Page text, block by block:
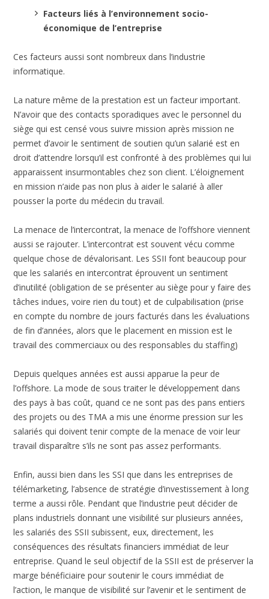
Facteurs liés à l’environnement socio-
économique de l’entreprise
Ces facteurs aussi sont nombreux dans l’industrie
informatique.
La nature même de la prestation est un facteur important.
N’avoir que des contacts sporadiques avec le personnel du
siège qui est censé vous suivre mission après mission ne
permet d’avoir le sentiment de soutien qu’un salarié est en
droit d’attendre lorsqu’il est confronté à des problèmes qui lui
apparaissent insurmontables chez son client. L’éloignement
en mission n’aide pas non plus à aider le salarié à aller
pousser la porte du médecin du travail.
La menace de l’intercontrat, la menace de l’offshore viennent
aussi se rajouter. L’intercontrat est souvent vécu comme
quelque chose de dévalorisant. Les SSII font beaucoup pour
que les salariés en intercontrat éprouvent un sentiment
d’inutilité (obligation de se présenter au siège pour y faire des
tâches indues, voire rien du tout) et de culpabilisation (prise
en compte du nombre de jours facturés dans les évaluations
de fin d’années, alors que le placement en mission est le
travail des commerciaux ou des responsables du staffing)
Depuis quelques années est aussi apparue la peur de
l’offshore. La mode de sous traiter le développement dans
des pays à bas coût, quand ce ne sont pas des pans entiers
des projets ou des TMA a mis une énorme pression sur les
salariés qui doivent tenir compte de la menace de voir leur
travail disparaître s’ils ne sont pas assez performants.
Enfin, aussi bien dans les SSI que dans les entreprises de
télémarketing, l’absence de stratégie d’investissement à long
terme a aussi rôle. Pendant que l’industrie peut décider de
plans industriels donnant une visibilité sur plusieurs années,
les salariés des SSII subissent, eux, directement, les
conséquences des résultats financiers immédiat de leur
entreprise. Quand le seul objectif de la SSII est de préserver la
marge bénéficiaire pour soutenir le cours immédiat de
l’action, le manque de visibilité sur l’avenir et le sentiment de